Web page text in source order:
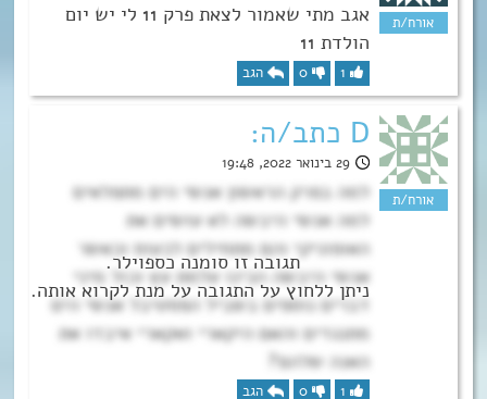
אגב מתי שאמור לצאת פרק 11 לי יש יום
הולדת 11
1
0 הגב
D כתב/ה:
29 בינואר 2022, 19:48
למה בפרק הראשון אנשי הים מתפלאים
למה אנשי היבשה לא עושים את
האופוניקי והם מתחילים לכעוס וכאשר
אנשי היבשה הכינו עלמת עץ וכול מיני
דברים נוספים בשביל הפסטיבל אנשי הים
מתנגדים והאם היקארי ואקארי איבדו את
האנה שלהם?
1
0 הגב